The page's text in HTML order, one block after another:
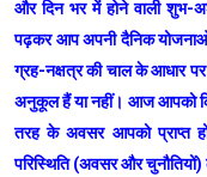
और दिन भर में होने वाली शुभ-
पढ़कर आप अपनी दैनिक
ग्रह-नक्षत्र की चाल के आधार
अनुकूल हैं या नहीं। आज आपको
तरह के अवसर आपको प्राप्त
परिस्थिति (अवसर और